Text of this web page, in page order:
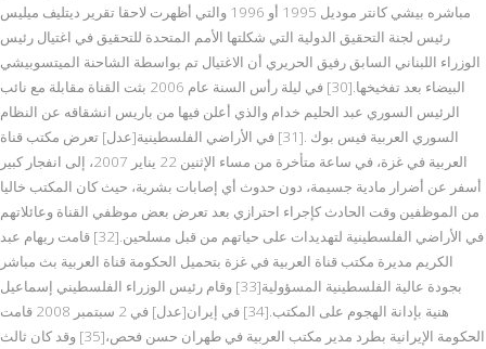
مباشره بيشي كانتر موديل 1995 أو 1996 والتي أظهرت لاحقا تقرير ديتليف ميليس
رئيس لجنة التحقيق الدولية التي شكلتها الأمم المتحدة للتحقيق في اغتيال رئيس
الوزراء اللبناني السابق رفيق الحريري أن الاغتيال تم بواسطة الشاحنة الميتسوبيشي
البيضاء بعد تفخيخها.[30] في ليلة رأس السنة عام 2006 بثت القناة مقابلة مع نائب
الرئيس السوري عبد الحليم خدام والذي أعلن فيها من باريس انشقاقه عن النظام
السوري العربية فيس بوك .[31] في الأراضي الفلسطينية[عدل] تعرض مكتب قناة
العربية في غزة، في ساعة متأخرة من مساء الإثنين 22 يناير 2007، إلى انفجار كبير
أسفر عن أضرار مادية جسيمة، دون حدوث أي إصابات بشرية، حيث كان المكتب خاليا
من الموظفين وقت الحادث كإجراء احترازي بعد تعرض بعض موظفي القناة وعائلاتهم
في الأراضي الفلسطينية لتهديدات على حياتهم من قبل مسلحين.[32] قامت ريهام عبد
الكريم مديرة مكتب قناة العربية في غزة بتحميل الحكومة قناة العربية بث مباشر
بجودة عالية الفلسطينية المسؤولية[33] وقام رئيس الوزراء الفلسطيني إسماعيل
هنية بإدانة الهجوم على المكتب.[34] في إيران[عدل] في 2 سبتمبر 2008 قامت
الحكومة الإيرانية بطرد مدير مكتب العربية في طهران حسن فحص،[35] وقد كان ثالث